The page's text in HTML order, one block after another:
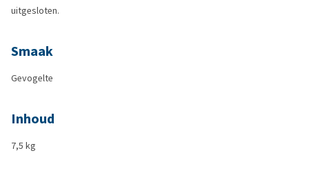
uitgesloten.
Smaak
Gevogelte
Inhoud
7,5 kg